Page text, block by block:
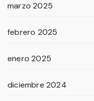
marzo 2025
febrero 2025
enero 2025
diciembre 2024